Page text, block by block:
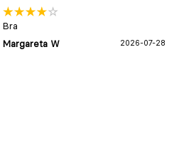
Bra
Margareta W
2026-07-28